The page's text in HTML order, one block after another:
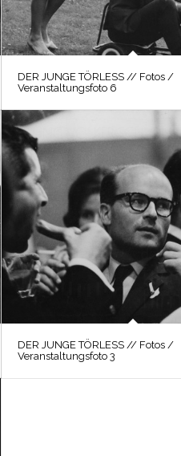
DER JUNGE TÖRLESS // Fotos /
Veranstaltungsfoto 6
DER JUNGE TÖRLESS // Fotos /
Veranstaltungsfoto 3